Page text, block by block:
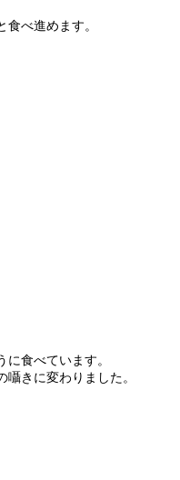
べ進めます。
食べています。
きに変わりました。